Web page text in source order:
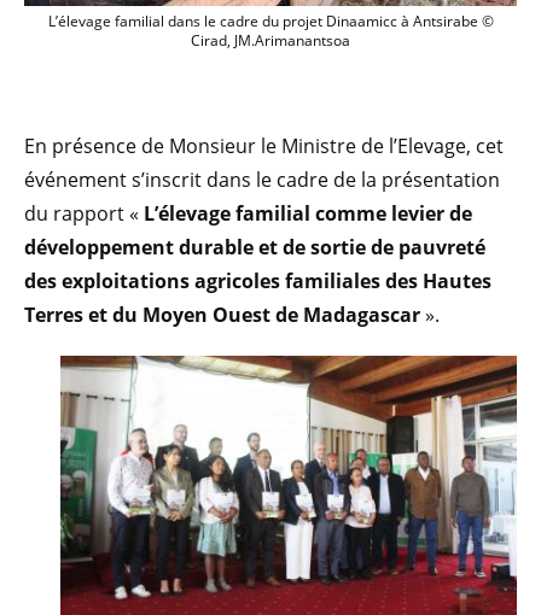
L’élevage familial dans le cadre du
L’élevage familial dans le cadre du projet Dinaamicc à Antsirabe ©
Cirad, JM.Arimanantsoa
En présence de Monsieur le Ministre de l’Elevage, cet
événement s’inscrit dans le cadre de la présentation
du rapport « L’élevage familial comme levier de
développement durable et de sortie de pauvreté
des exploitations agricoles familiales des Hautes
Terres et du Moyen Ouest de Madagascar».